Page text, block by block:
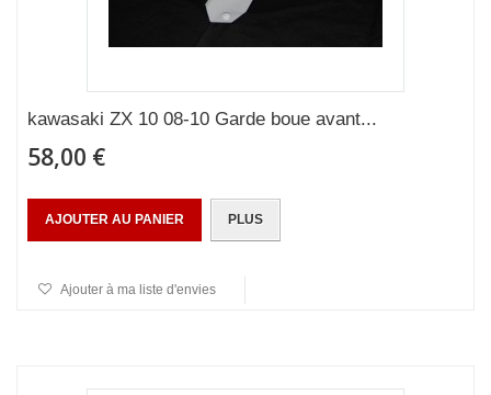
kawasaki ZX 10 08-10 Garde boue avant...
58,00 €
AJOUTER AU PANIER PLUS
Ajouter à ma liste d'envies